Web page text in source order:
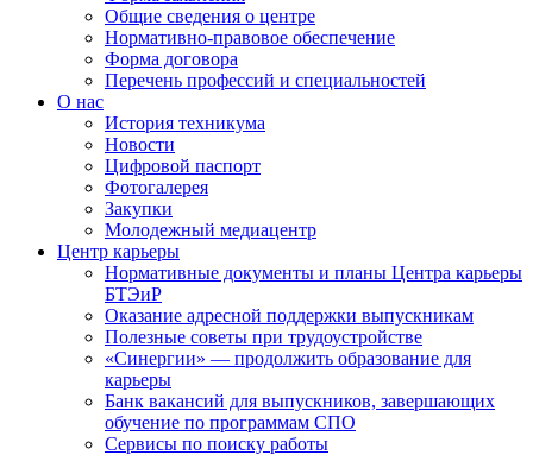
Общие сведения о центре
Нормативно-правовое обеспечение
Форма договора
Перечень профессий и специальностей
О нас
История техникума
Новости
Цифровой паспорт
Фотогалерея
Закупки
Молодежный медиацентр
Центр карьеры
Нормативные документы и планы Центра карьеры
БТЭиР
Оказание адресной поддержки выпускникам
Полезные советы при трудоустройстве
«Синергии» — продолжить образование для
карьеры
Банк вакансий для выпускников, завершающих
обучение по программам СПО
Сервисы по поиску работы